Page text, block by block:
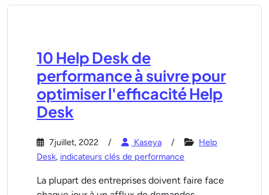
10 Help Desk de
performance à suivre pour
optimiser l'efficacité Help
Desk
7juillet, 2022 Kaseya
Help
Desk, indicateurs clés de performance
La plupart des entreprises doivent faire face